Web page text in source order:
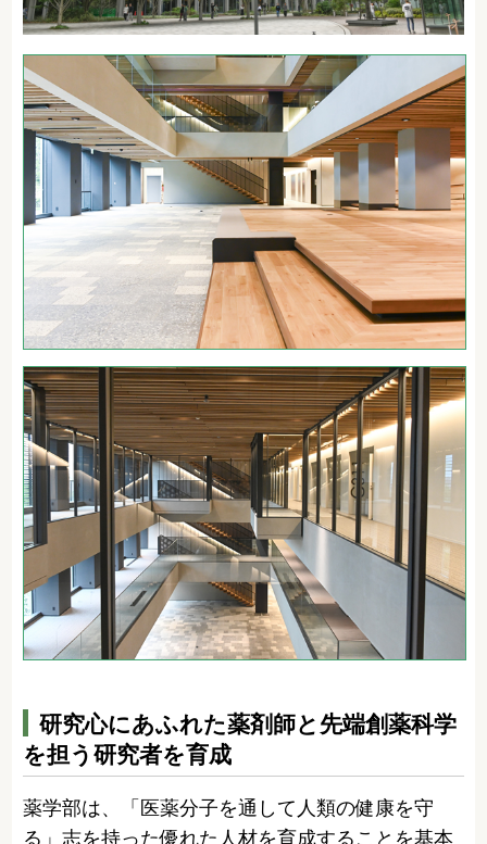
研究心にあふれた薬剤師と先端創薬科学
を担う研究者を育成
薬学部は、「医薬分子を通して人類の健康を守
る」志を持った優れた人材を育成することを基本